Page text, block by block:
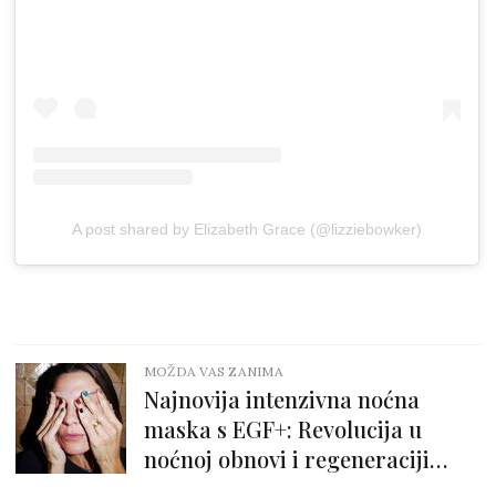
A post shared by Elizabeth Grace (@lizziebowker)
MOŽDA VAS ZANIMA
Najnovija intenzivna noćna
maska s EGF+: Revolucija u
noćnoj obnovi i regeneraciji